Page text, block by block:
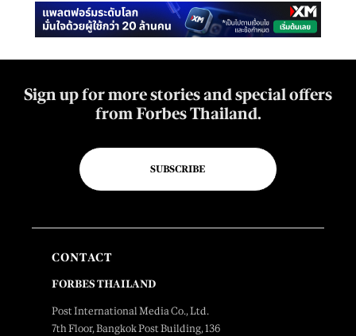
Sign up for more stories and special offers
from Forbes Thailand.
SUBSCRIBE
CONTACT
FORBES THAILAND
Post International Media Co., Ltd.
7th Floor, Bangkok Post Building, 136